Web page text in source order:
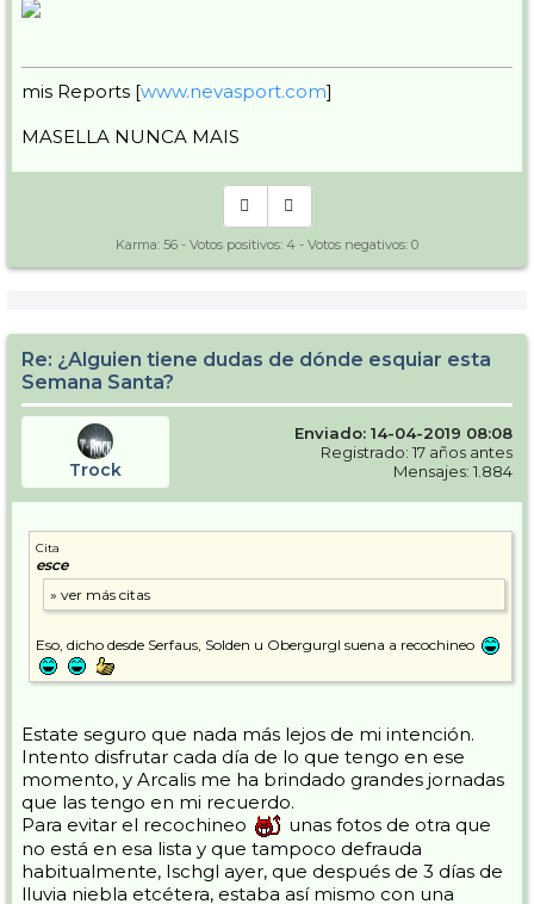
mis Reports [www.nevasport.com]
MASELLA NUNCA MAIS
Karma: 56 - Votos positivos: 4 - Votos negativos: 0
Re: ¿Alguien tiene dudas de dónde esquiar esta
Semana Santa?
Trock
Enviado: 14-04-2019 08:08
Registrado: 17 años antes
Mensajes: 1.884
Cita
esce
Eso, dicho desde Serfaus, Solden u Obergurgl suena a recochineo
Estate seguro que nada más lejos de mi intención.
Intento disfrutar cada día de lo que tengo en ese
momento, y Arcalis me ha brindado grandes jornadas
que las tengo en mi recuerdo.
Para evitar el recochineo
unas fotos de otra que
no está en esa lista y que tampoco defrauda
habitualmente, Ischgl ayer, que después de 3 días de
lluvia niebla etcétera, estaba así mismo con una